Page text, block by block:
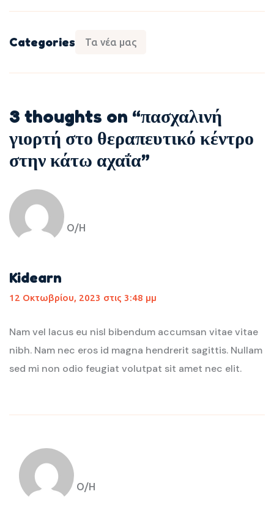
Categories Τα νέα μας
3 thoughts on “πασχαλινή
γιορτή στο θεραπευτικό κέντρο
στην κάτω αχαΐα”
Ο/Η
Kidearn
12 Οκτωβρίου, 2023 στις 3:48 μμ
Nam vel lacus eu nisl bibendum accumsan vitae vitae
nibh. Nam nec eros id magna hendrerit sagittis. Nullam
sed mi non odio feugiat volutpat sit amet nec elit.
Ο/Η